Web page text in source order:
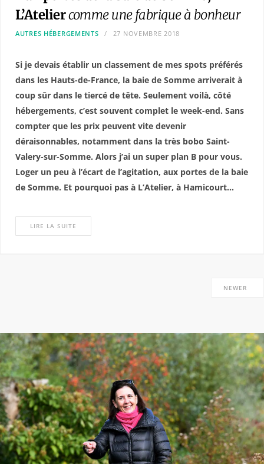
L’Ateliercomme une fabrique à bonheur
AUTRES HÉBERGEMENTS 27 NOVEMBRE 2018
Si je devais établir un classement de mes spots préférés
dans les Hauts-de-France, la baie de Somme arriverait à
coup sûr dans le tiercé de tête. Seulement voilà, côté
hébergements, c’est souvent complet le week-end. Sans
compter que les prix peuvent vite devenir
déraisonnables, notamment dans la très bobo Saint-
Valery-sur-Somme. Alors j’ai un super plan B pour vous.
Loger un peu à l’écart de l’agitation, aux portes de la baie
de Somme. Et pourquoi pas à L’Atelier, à Hamicourt…
LIRE LA SUITE
NEWER